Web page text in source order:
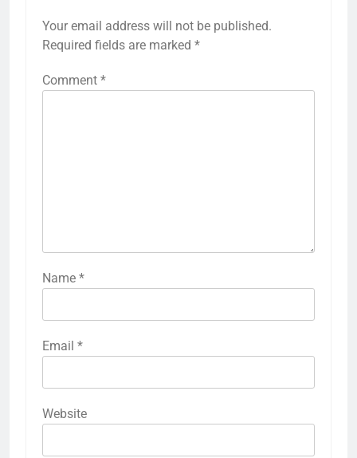
Your email address will not be published.
Required fields are marked *
Comment *
Name *
Email *
Website